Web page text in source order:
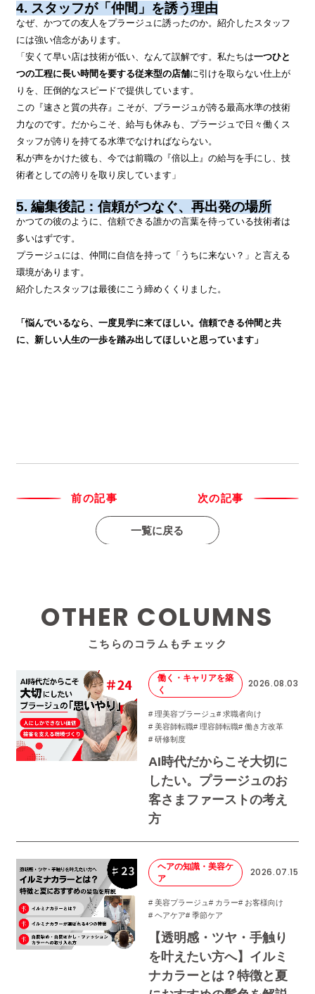
4. スタッフが「仲間」を誘う理由
なぜ、かつての友人をプラージュに誘ったのか。紹介したスタッフ
には強い信念があります。
「安くて早い店は技術が低い、なんて誤解です。私たちは一つひと
つの工程に長い時間を要する従来型の店舗に引けを取らない仕上が
りを、圧倒的なスピードで提供しています。
この『速さと質の共存』こそが、プラージュが誇る最高水準の技術
力なのです。だからこそ、給与も休みも、プラージュで日々働くス
タッフが誇りを持てる水準でなければならない。
私が声をかけた彼も、今では前職の『倍以上』の給与を手にし、技
術者としての誇りを取り戻しています」
5. 編集後記：信頼がつなぐ、再出発の場所
かつての彼のように、信頼できる誰かの言葉を待っている技術者は
多いはずです。
プラージュには、仲間に自信を持って「うちに来ない？」と言える
環境があります。
紹介したスタッフは最後にこう締めくくりました。
「悩んでいるなら、一度見学に来てほしい。信頼できる仲間と共
に、新しい人生の一歩を踏み出してほしいと思っています」
前の記事 次の記事
一覧に戻る
OTHER COLUMNS
こちらのコラムもチェック
働く・キャリアを築
く
2026.08.03
# 理美容プラージュ# 求職者向け
# 美容師転職# 理容師転職# 働き方改革
# 研修制度
AI時代だからこそ大切に
したい。プラージュのお
客さまファーストの考え
方
ヘアの知識・美容ケ
ア
2026.07.15
# 美容プラージュ# カラー# お客様向け
# ヘアケア# 季節ケア
【透明感・ツヤ・手触り
を叶えたい方へ】イルミ
ナカラーとは？特徴と夏